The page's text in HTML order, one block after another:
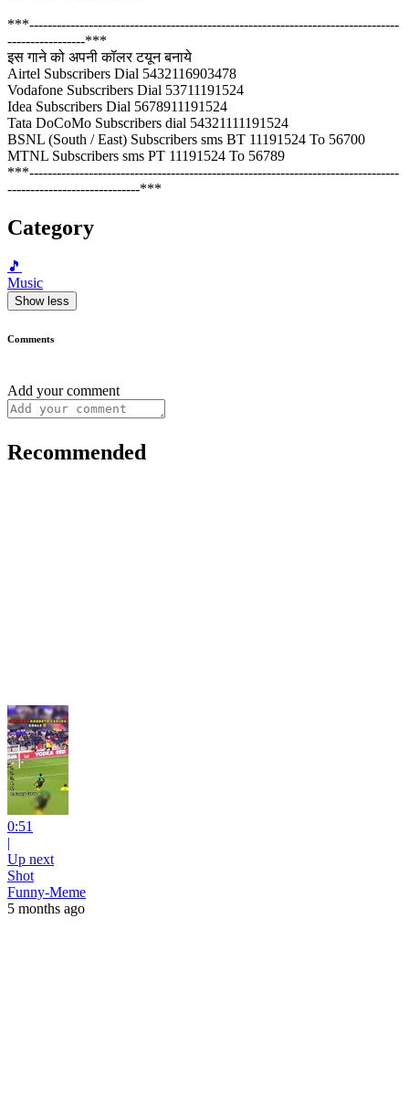
***---------------------------------------------------------------------------------
-----------------***
इस गाने को अपनी कॉलर टयून बनाये
Airtel Subscribers Dial 5432116903478
Vodafone Subscribers Dial 53711191524
Idea Subscribers Dial 5678911191524
Tata DoCoMo Subscribers dial 54321111191524
BSNL (South / East) Subscribers sms BT 11191524 To 56700
MTNL Subscribers sms PT 11191524 To 56789
***---------------------------------------------------------------------------------
-----------------------------***
Category
🎵
Music
Show less
Comments
Add your comment
Recommended
0:51
|
Up next
Shot
Funny-Meme
5 months ago